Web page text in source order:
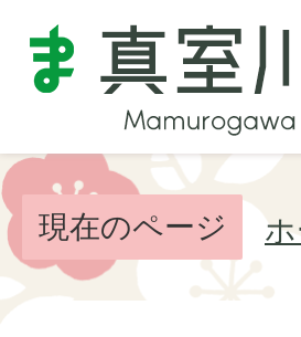
現在のページ